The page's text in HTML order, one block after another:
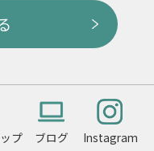
プ ブログ Instagram